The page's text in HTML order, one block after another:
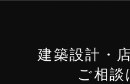
建築設計・
ご相談